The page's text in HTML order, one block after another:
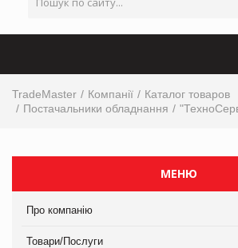
TradeMaster Компанії
Каталог товаров
Постачальники обладнання
МЕНЮ
Про компанію
Товари/Послуги